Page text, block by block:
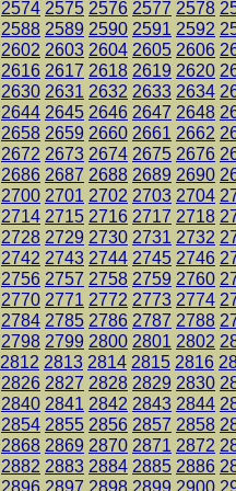
2574 2575 2576 2577 2578
2588 2589 2590 2591 2592
2602 2603 2604 2605 2606
2616 2617 2618 2619 2620
2630 2631 2632 2633 2634
2644 2645 2646 2647 2648
2658 2659 2660 2661 2662
2672 2673 2674 2675 2676
2686 2687 2688 2689 2690
2700 2701 2702 2703 2704
2714 2715 2716 2717 2718
2728 2729 2730 2731 2732
2742 2743 2744 2745 2746
2756 2757 2758 2759 2760
2770 2771 2772 2773 2774
2784 2785 2786 2787 2788
2798 2799 2800 2801 2802
2812 2813 2814 2815 2816
2826 2827 2828 2829 2830
2840 2841 2842 2843 2844
2854 2855 2856 2857 2858
2868 2869 2870 2871 2872
2882 2883 2884 2885 2886
2896 2897 2898 2899 2900